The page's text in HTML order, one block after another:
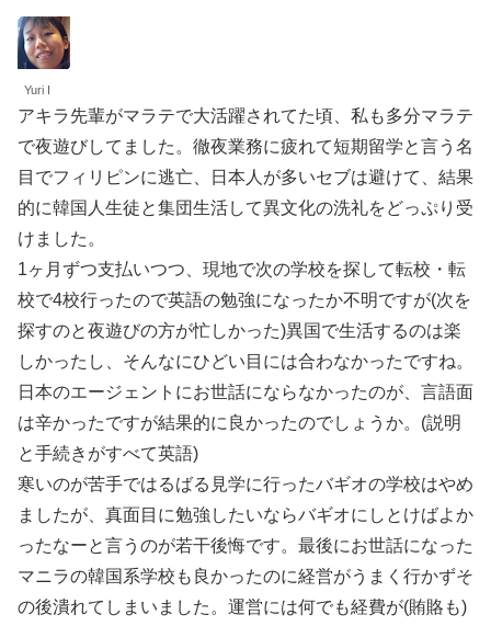
Yuri I
アキラ先輩がマラテで大活躍されてた頃、私も多分マラテ
で夜遊びしてました。徹夜業務に疲れて短期留学と言う名
目でフィリピンに逃亡、日本人が多いセブは避けて、結果
的に韓国人生徒と集団生活して異文化の洗礼をどっぷり受
けました。
1ヶ月ずつ支払いつつ、現地で次の学校を探して転校・転
校で4校行ったので英語の勉強になったか不明ですが(次を
探すのと夜遊びの方が忙しかった)異国で生活するのは楽
しかったし、そんなにひどい目には合わなかったですね。
日本のエージェントにお世話にならなかったのが、言語面
は辛かったですが結果的に良かったのでしょうか。(説明
と手続きがすべて英語)
寒いのが苦手ではるばる見学に行ったバギオの学校はやめ
ましたが、真面目に勉強したいならバギオにしとけばよか
ったなーと言うのが若干後悔です。最後にお世話になった
マニラの韓国系学校も良かったのに経営がうまく行かずそ
の後潰れてしまいました。運営には何でも経費が(賄賂も)